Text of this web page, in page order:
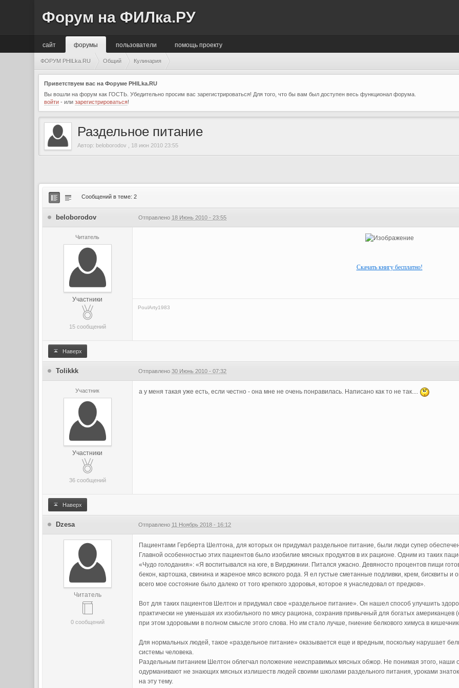
Форум на ФИЛка.РУ
сайт помощь проекту
форумы пользователи
ФОРУМ PHILka.RU Общий Кулинария
Приветствуем вас на Форуме PHILka.RU
Вы вошли на форум как ГОСТЬ. Убедительно просим вас зарегистрироваться! Для того, что бы вам был доступен весь функционал форума.
войти - илизарегистрироваться!
Раздельное питание
Автор: beloborodov 18 июн 2010 23:55
Сообщений в теме: 2
beloborodov Отправлено 18 Июнь 2010 - 23:55
Читатель
Участники
15 сообщений
Скачать книгу бесплатно!
PoulArty1983
Наверх
Tolikkk Отправлено30 Июнь 2010 - 07:32
Участник
Участники
36 сообщений
а у меня такая уже есть, если честно - она мне не очень понравилась. Написано как то не так....
Наверх
Dzesa Отправлено 11 Ноябрь 2018 - 16:12
Читатель
0 сообщений
Пациентами Герберта Шелтона, для которых он придумал раздельное питание, были люди супер
Главной особенностью этих пациентов было изобилие мясных продуктов в их рационе. Одним из таких
«Чудо голодания»: «Я воспитывался на юге, в Вирджинии. Питался ужасно. Девяносто процентов пищи
бекон, картошка, свинина и жареное мясо всякого рода. Я ел густые сметанные подливки, крем, бисквиты
всего мое состояние было далеко от того крепкого здоровья, которое я унаследовал от предков».
Вот для таких пациентов Шелтон и придумал свое «раздельное питание». Он нашел способ улучшить
практически не уменьшая их изобильного по мясу рациона, сохранив привычный для богатых
при этом здоровыми в полном смысле этого слова. Но им стало лучше, гниение белкового химуса в
Для нормальных людей, такое «раздельное питание» оказывается еще и вредным, поскольку нарушает
системы человека.
Раздельным питанием Шелтон облегчал положение неисправимых мясных обжор. Не понимая этого, наши
одурманивают не знающих мясных излишеств людей своими школами раздельного питания, уроками
на эту тему.